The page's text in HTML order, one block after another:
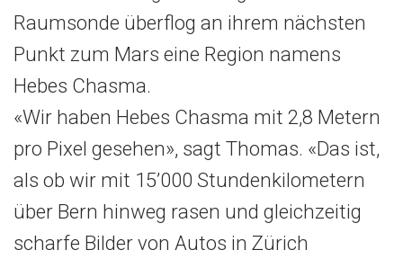
Raumsonde überflog an ihrem nächsten
Punkt zum Mars eine Region namens
Hebes Chasma.
«Wir haben Hebes Chasma mit 2,8 Metern
pro Pixel gesehen», sagt Thomas. «Das ist,
als ob wir mit 15’000 Stundenkilometern
über Bern hinweg rasen und gleichzeitig
scharfe Bilder von Autos in Zürich